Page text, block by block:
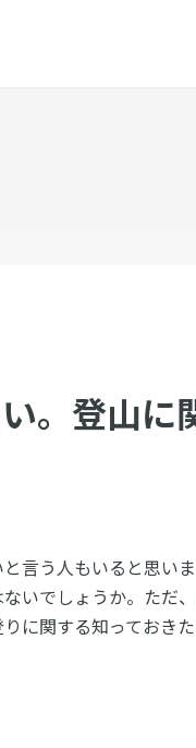
。登山に
言う人もいると思い
いでしょうか。ただ
に関する知っておき